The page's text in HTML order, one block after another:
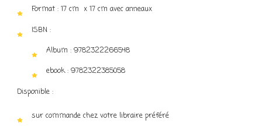
Format : 17 cm x 17 cm avec anneaux
ISBN :
Album : 9782322266548
ebook : 9782322385058
Disponible :
sur commande chez votre libraire préféré